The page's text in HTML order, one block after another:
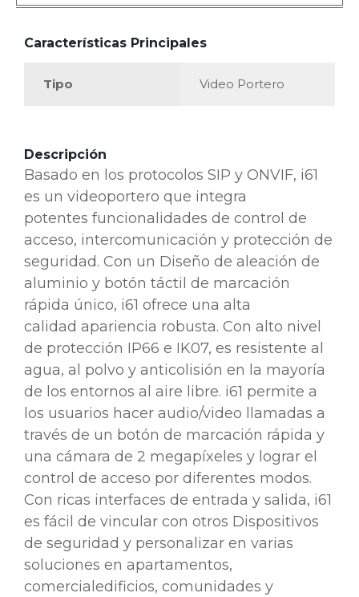
Características Principales
Tipo Video Portero
Descripción
Basado en los protocolos SIP y ONVIF, i61
es un videoportero que integra
potentes funcionalidades de control de
acceso, intercomunicación y protección de
seguridad. Con un Diseño de aleación de
aluminio y botón táctil de marcación
rápida único, i61 ofrece una alta
calidad apariencia robusta. Con alto nivel
de protección IP66 e IK07, es resistente al
agua, al polvo y anticolisión en la mayoría
de los entornos al aire libre. i61 permite a
los usuarios hacer audio/video
llamadas a
través de un botón de marcación rápida y
una cámara de 2 megapíxeles y lograr el
control de acceso por diferentes modos.
Con ricas interfaces de entrada y salida, i61
es fácil de vincular con otros Dispositivos
de seguridad y personalizar en varias
soluciones en apartamentos,
comercial edificios, comunidades y